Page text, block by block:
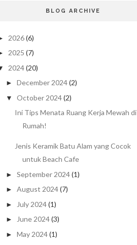
BLOG ARCHIVE
2026(6)
2025 (7)
2024(20)
► December 2024(2)
▼ October 2024(2)
Ini Tips Menata Ruang Kerja Mewah di
Rumah!
Jenis Keramik Batu Alam yang Cocok
untuk Beach Cafe
► September 2024(1)
► August 2024(7)
► July 2024(1)
► June 2024(3)
► May 2024(1)